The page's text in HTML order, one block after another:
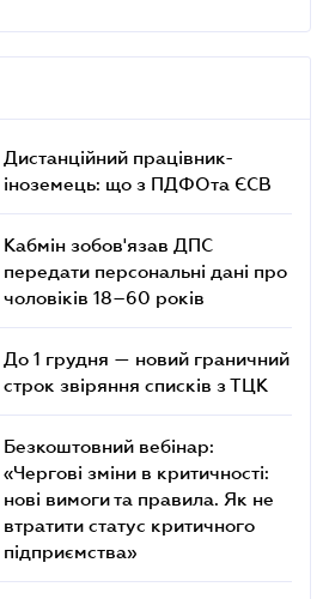
Дистанційний працівник-
іноземець: що з ПДФОта ЄСВ
Кабмін зобов'язав ДПС
передати персональні дані про
чоловіків 18–60 років
До 1 грудня — новий граничний
строк звіряння списків з ТЦК
Безкоштовний вебінар:
«Чергові зміни в критичності:
нові вимоги та правила. Як не
втратити статус критичного
підприємства»